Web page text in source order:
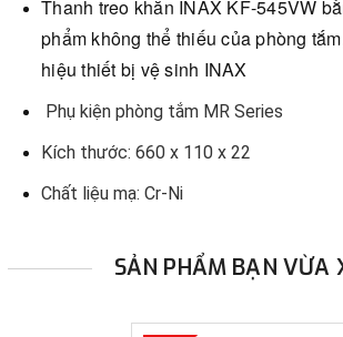
Showroom Thanh Hương
Địa chỉ : 23
phường Cát Linh, quận Đống Đa, Hà Nội.
3. Chuyển khoản qua ngân hàng
hoặc với những đơn đặt hàng ngoài nội
chuyển theo cước phí tính trong chính
- Sau khi có thông tin xác thực đã
Thanh treo khăn INAX KF-545VW
phẩm không thể thiếu của phòng
hiệu thiết bị vệ sinh INAX
Phụ kiện phòng tắm MR Series
Kích thước: 660 x 110 x 22
Chất liệu mạ: Cr-Ni
SẢN PHẨM BẠN VỪA